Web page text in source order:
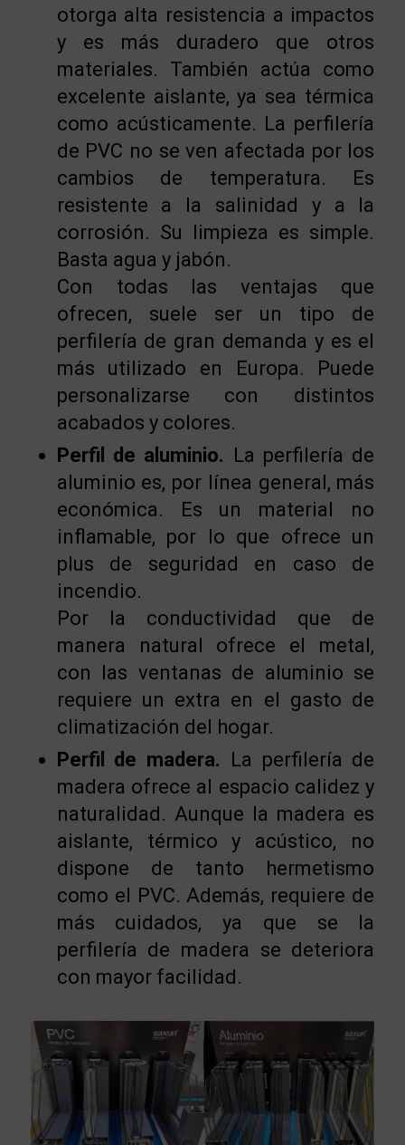
otorga alta resistencia a impactos
y es más duradero que otros
materiales. También actúa como
excelente aislante, ya sea térmica
como acústicamente. La perfilería
de PVC no se ven afectada por los
cambios de temperatura. Es
resistente a la salinidad y a la
corrosión. Su limpieza es simple.
Basta agua y jabón.
Con todas las ventajas que
ofrecen, suele ser un tipo de
perfilería de gran demanda y es el
más utilizado en Europa. Puede
personalizarse con distintos
acabados y colores.
Perfil de aluminio. La perfilería de
aluminio es, por línea general, más
económica. Es un material no
inflamable, por lo que ofrece un
plus de seguridad en caso de
incendio.
Por la conductividad que de
manera natural ofrece el metal,
con las ventanas de aluminio se
requiere un extra en el gasto de
climatización del hogar.
Perfil de madera. La perfilería de
madera ofrece al espacio calidez y
naturalidad. Aunque la madera es
aislante, térmico y acústico, no
dispone de tanto hermetismo
como el PVC. Además, requiere de
más cuidados, ya que se la
perfilería de madera se deteriora
con mayor facilidad.